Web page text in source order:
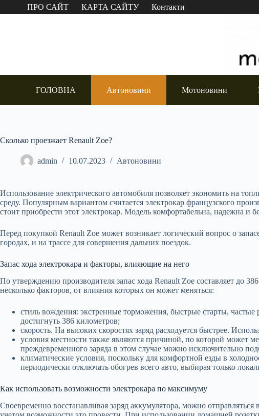
Перейти
до
ПРО САЙТ КАРТА САЙТУ Контакти
ГОЛОВНА Автоновини Мотоновини
Сколько проезжает Renault Zoe?
admin 10.07.2023 Автоновини
Использование электрического автомобиля позволяет экономить на
среду. Популярным вариантом считается электрокар французского
стоит приобрести этот электрокар. Модель комфортабельна, надежна и
Перед покупкой Renault Zoe может возникает логический вопрос о
городах, и на трассе для совершения дальних поездок.
Запас хода электрокара и факторы, влияющие на него
По утверждению производителя запас хода Renault Zoe составляет до
несколько факторов, от влияния которых он может меняться:
стиль вождения: экстренные торможения, быстрые старты, частые
достигнуть 386 километров;
скорость. На высоких скоростях заряд расходуется быстрее.
условия местности также являются причиной, по которой может
преждевременного заряда в этом случае можно исключительно
климатические условия, поскольку для комфортной езды в
периодически отключать обогрев всего авто, выбирая только
Как использовать возможности электрокара по максимуму
Своевременно восстанавливая заряд аккумулятора, можно